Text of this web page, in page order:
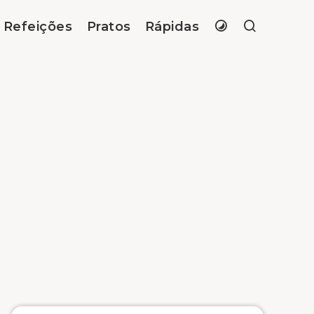
Refeições Pratos Rápidas